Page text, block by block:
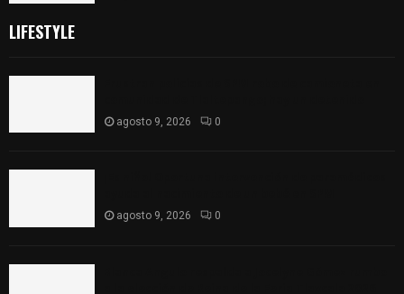
LIFESTYLE
agosto 9, 2026 0
agosto 9, 2026 0